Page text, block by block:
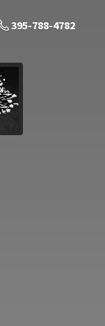
395-788-4782